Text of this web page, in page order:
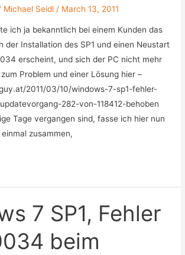
Michael Seidl / March 13, 2011
ich ja bekanntlich bei einem Kunden das
der Installation des SP1 und einen Neustart
erscheint, und sich der PC nicht mehr
Problem und einer Lösung hier –
2011/03/10/windows-7-sp1-fehler-
282-von-118412-behoben
Tage vergangen sind, fasse ich hier nun
zusammen,
7 SP1, Fehler
beim